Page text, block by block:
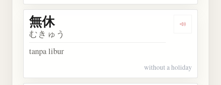
Dengarkan
無休
むきゅう
tanpa libur
without a holiday